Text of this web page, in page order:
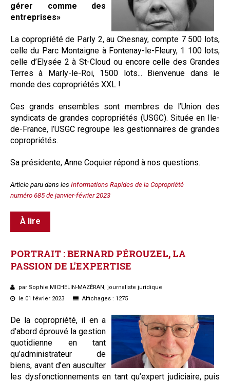
gérer comme des
entreprises»
La copropriété de Parly 2, au Chesnay, compte 7 500 lots,
celle du Parc Montaigne à Fontenay-le-Fleury, 1 100 lots,
celle d’Elysée 2 à St-Cloud ou encore celle des Grandes
Terres à Marly-le-Roi, 1500 lots... Bienvenue dans le
monde des copropriétés XXL !
Ces grands ensembles sont membres de l’Union des
syndicats de grandes copropriétés (USGC). Située en Ile-
de-France, l’USGC regroupe les gestionnaires de grandes
copropriétés.
Sa présidente, Anne Coquier répond à nos questions.
Article paru dans les Informations Rapides de la Copropriété
numéro 685 de janvier-février 2023
À lire
PORTRAIT :BERNARD PÉROUZEL, LA
PASSION DE L'EXPERTISE
par Sophie MICHELIN-MAZÉRAN, journaliste juridique
le 01 février 2023
Affichages : 1275
De la copropriété, il en a
d’abord éprouvé la gestion
quotidienne en tant
qu’administrateur de
biens, avant d’en ausculter
les dysfonctionnements en tant qu’expert judiciaire, puis